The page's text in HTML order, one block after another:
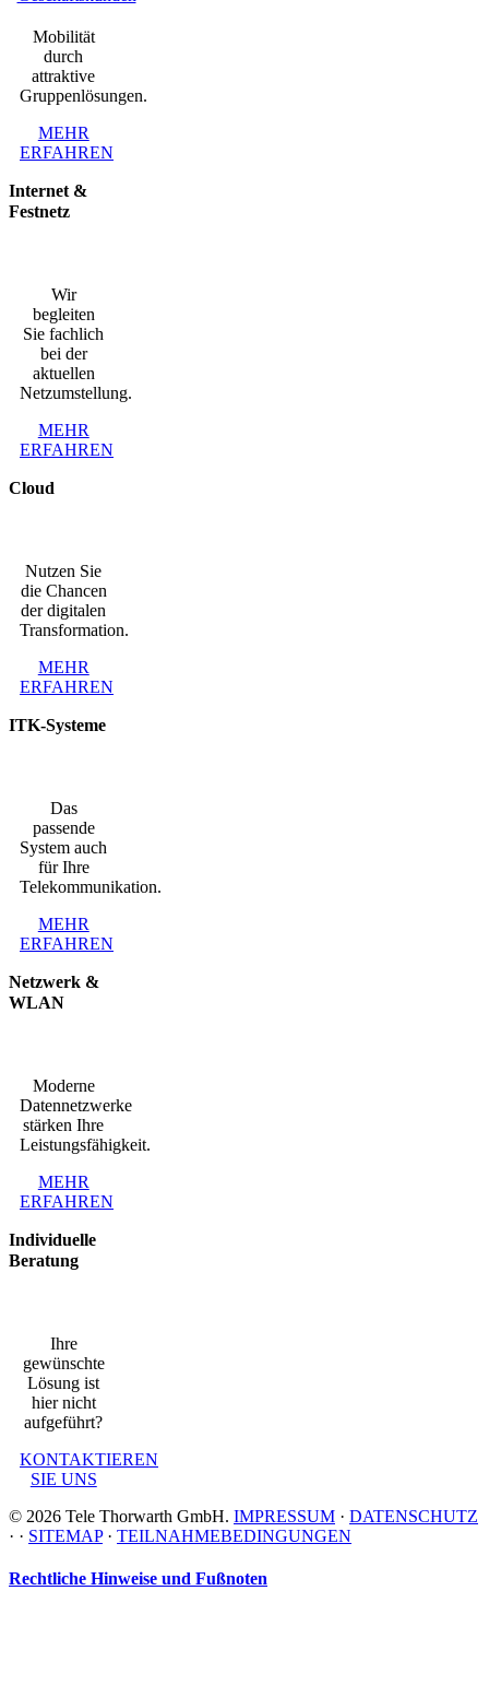
Mobilität
durch
attraktive
Gruppenlösungen.
MEHR
ERFAHREN
Internet &
Festnetz
Wir
begleiten
Sie fachlich
bei der
aktuellen
Netzumstellung.
MEHR
ERFAHREN
Cloud
Nutzen Sie
die Chancen
der digitalen
Transformation.
MEHR
ERFAHREN
ITK-Systeme
Das
passende
System auch
für Ihre
Telekommunikation.
MEHR
ERFAHREN
Netzwerk &
WLAN
Moderne
Datennetzwerke
stärken Ihre
Leistungsfähigkeit.
MEHR
ERFAHREN
Individuelle
Beratung
Ihre
gewünschte
Lösung ist
hier nicht
aufgeführt?
KONTAKTIEREN
SIE UNS
© 2026 Tele Thorwarth GmbH. IMPRESSUM · DATENSCHUTZ
· · SITEMAP· TEILNAHMEBEDINGUNGEN
Rechtliche Hinweise und Fußnoten